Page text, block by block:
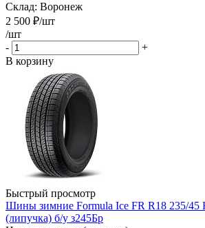
Склад: Воронеж
2 500 ₽/шт
/шт
-
+
В корзину
Быстрый просмотр
Шины зимние Formula Ice FR R18 235/
(липучка) б/у з245Бр